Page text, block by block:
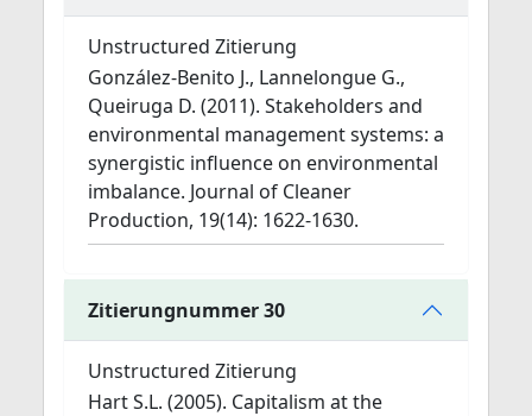
Unstructured Zitierung
González-Benito J., Lannelongue G.,
Queiruga D. (2011). Stakeholders and
environmental management systems: a
synergistic influence on environmental
imbalance. Journal of Cleaner
Production, 19(14): 1622-1630.
Zitierungnummer 30
Unstructured Zitierung
Hart S.L. (2005). Capitalism at the